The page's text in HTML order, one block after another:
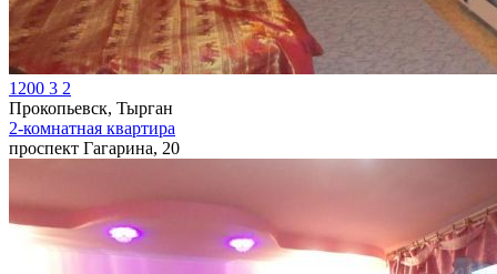
1200 3 2
Прокопьевск, Тырган
2-комнатная квартира
проспект Гагарина, 20